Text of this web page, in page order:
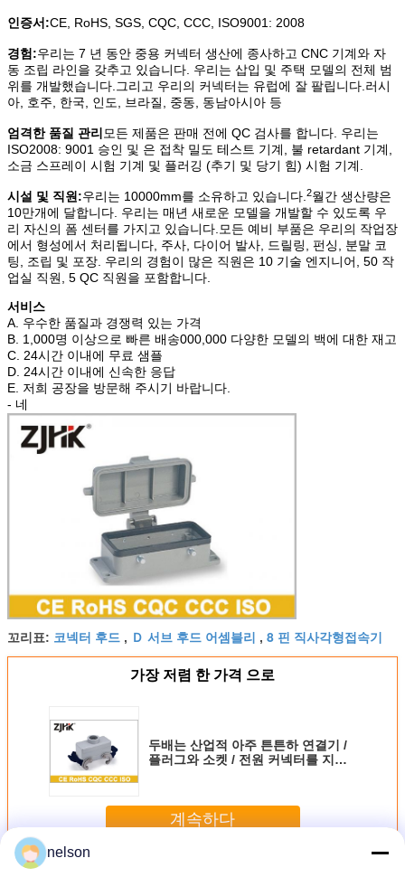
인증서:CE, RoHS, SGS, CQC, CCC, ISO9001: 2008
경험:우리는 7 년 동안 중용 커넥터 생산에 종사하고 CNC 기계와 자
동 조립 라인을 갖추고 있습니다. 우리는 삽입 및 주택 모델의 전체 범
위를 개발했습니다.그리고 우리의 커넥터는 유럽에 잘 팔립니다.러시
아, 호주, 한국, 인도, 브라질, 중동, 동남아시아 등
엄격한 품질 관리 모든 제품은 판매 전에 QC 검사를 합니다. 우리는
ISO2008: 9001 승인 및 은 접착 밀도 테스트 기계, 불 retardant 기계,
소금 스프레이 시험 기계 및 플러깅 (추기 및 당기 힘) 시험 기계.
시설 및 직원:우리는 10000mm를 소유하고 있습니다. 2월간 생산량은
10만개에 달합니다. 우리는 매년 새로운 모델을 개발할 수 있도록 우
리 자신의 폼 센터를 가지고 있습니다.모든 예비 부품은 우리의 작업장
에서 형성에서 처리됩니다, 주사, 다이어 발사, 드릴링, 펀싱, 분말 코
팅, 조립 및 포장. 우리의 경험이 많은 직원은 10 기술 엔지니어, 50 작
업실 직원, 5 QC 직원을 포함합니다.
서비스
A. 우수한 품질과 경쟁력 있는 가격
B. 1,000명 이상으로 빠른 배송000,000 다양한 모델의 백에 대한 재고
C. 24시간 이내에 무료 샘플
D. 24시간 이내에 신속한 응답
E. 저희 공장을 방문해 주시기 바랍니다.
- 네
꼬리표: 코넥터 후드 , Ｄ 서브 후드 어셈블리 , 8 핀 직사각형접속기
가장 저렴 한 가격 으로
두배는 산업적 아주 튼튼하 연결기 /
플러그와 소켓 / 전원 커넥터를 지레
계속하다
더 많은 것
nelson